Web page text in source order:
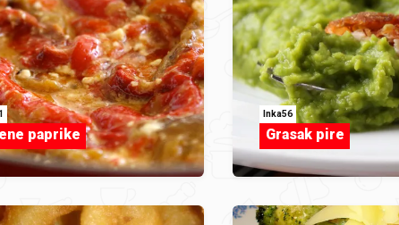
paprike
Inka56
Grasak pire